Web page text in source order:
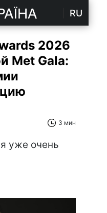
RU
2026
Met Gala:
3 мин
уже очень